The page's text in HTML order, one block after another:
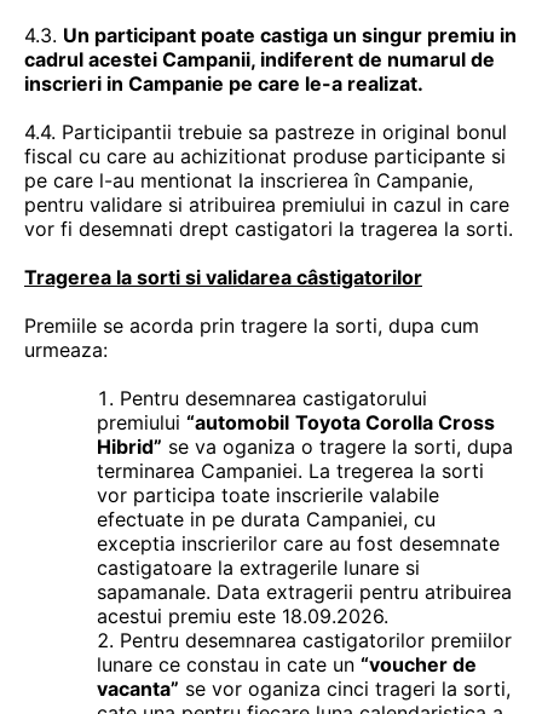
4.3. Un participant poate castiga un singur premiu in
cadrul acestei Campanii, indiferent de numarul de
inscrieri in Campanie pe care le-a realizat.
4.4. Participantii trebuie sa pastreze in original bonul
fiscal cu care au achizitionat produse participante si
pe care l-au mentionat la inscrierea în Campanie,
pentru validare si atribuirea premiului in cazul in care
vor fi desemnati drept castigatori la tragerea la sorti.
Tragerea la sorti si validarea câstigatorilor
Premiile se acorda prin tragere la sorti, dupa cum
urmeaza:
Pentru desemnarea castigatorului
premiului “automobil Toyota Corolla Cross
Hibrid” se va oganiza o tragere la sorti, dupa
terminarea Campaniei. La tregerea la sorti
vor participa toate inscrierile valabile
efectuate in pe durata Campaniei, cu
exceptia inscrierilor care au fost desemnate
castigatoare la extragerile lunare si
sapamanale. Data extragerii pentru atribuirea
acestui premiu este 18.09.2026.
Pentru desemnarea castigatorilor premiilor
lunare ce constau in cate un “voucher de
vacanta” se vor oganiza cinci trageri la sorti,